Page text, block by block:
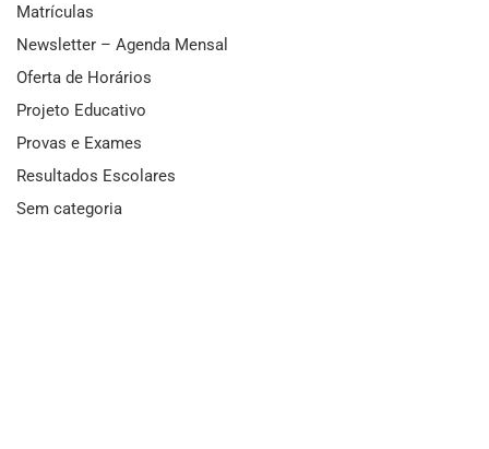
Matrículas
Newsletter – Agenda Mensal
Oferta de Horários
Projeto Educativo
Provas e Exames
Resultados Escolares
Sem categoria